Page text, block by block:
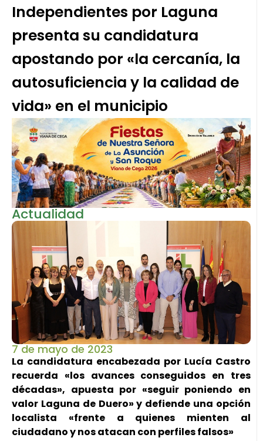
Independientes por Laguna
presenta su candidatura
apostando por «la cercanía, la
autosuficiencia y la calidad de
vida» en el municipio
Actualidad
7 de mayo de 2023
La candidatura encabezada por Lucía Castro
recuerda «los avances conseguidos en tres
décadas», apuesta por «seguir poniendo en
valor Laguna de Duero» y defiende una opción
localista «frente a quienes mienten al
ciudadano y nos atacan con perfiles falsos»